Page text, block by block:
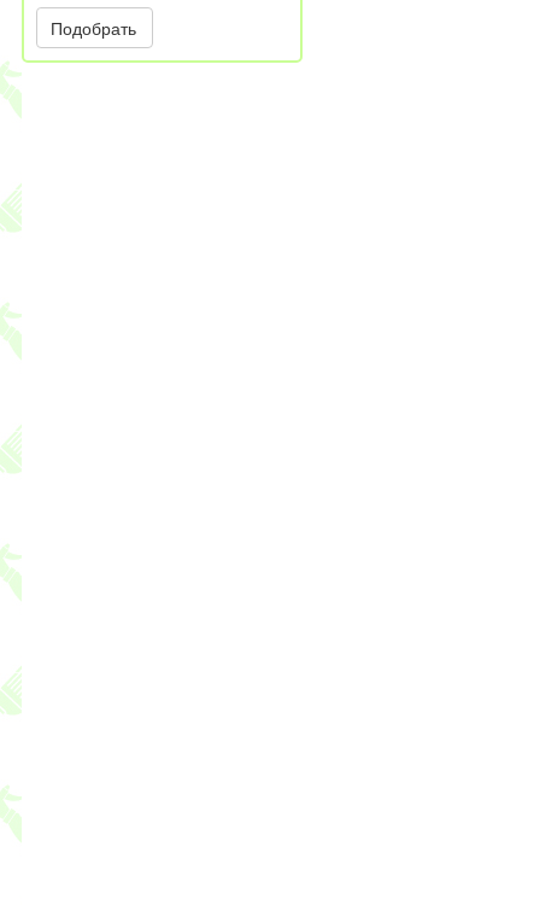
Подобрать